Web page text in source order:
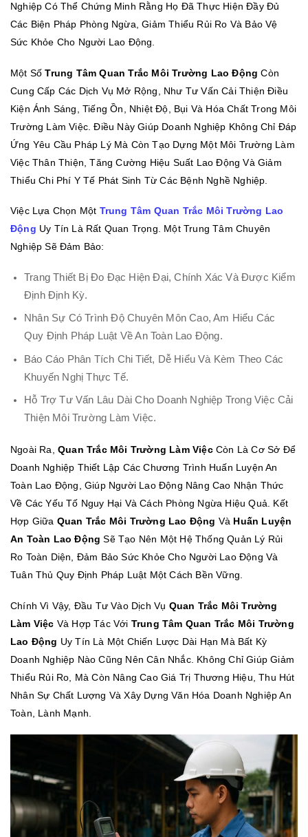
Nghiệp Có Thể Chứng Minh Rằng Họ Đã Thực Hiện Đầy Đủ
Các Biện Pháp Phòng Ngừa, Giảm Thiểu Rủi Ro Và Bảo Vệ
Sức Khỏe Cho Người Lao Động.
Một SốTrung Tâm Quan Trắc Môi Trường Lao Động Còn
Cung Cấp Các Dịch Vụ Mở Rộng, Như Tư Vấn Cải Thiện Điều
Kiện Ánh Sáng, Tiếng Ồn, Nhiệt Độ, Bụi Và Hóa Chất Trong Môi
Trường Làm Việc. Điều Này Giúp Doanh Nghiệp Không Chỉ Đáp
Ứng Yêu Cầu Pháp Lý Mà Còn Tạo Dựng Một Môi Trường Làm
Việc Thân Thiện, Tăng Cường Hiệu Suất Lao Động Và Giảm
Thiểu Chi Phí Y Tế Phát Sinh Từ Các Bệnh Nghề Nghiệp.
Việc Lựa Chọn Một Trung Tâm Quan Trắc Môi Trường Lao
Động Uy Tín Là Rất Quan Trọng. Một Trung Tâm Chuyên
Nghiệp Sẽ Đảm Bảo:
Trang Thiết Bị Đo Đạc Hiện Đại, Chính Xác Và Được Kiểm
Định Định Kỳ.
Nhân Sự Có Trình Độ Chuyên Môn Cao, Am Hiểu Các
Quy Định Pháp Luật Về An Toàn Lao Động.
Báo Cáo Phân Tích Chi Tiết, Dễ Hiểu Và Kèm Theo Các
Khuyến Nghị Thực Tế.
Hỗ Trợ Tư Vấn Lâu Dài Cho Doanh Nghiệp Trong Việc Cải
Thiện Môi Trường Làm Việc.
Ngoài Ra, Quan Trắc Môi Trường Làm ViệcCòn Là Cơ Sở Để
Doanh Nghiệp Thiết Lập Các Chương Trình Huấn Luyện An
Toàn Lao Động, Giúp Người Lao Động Nâng Cao Nhận Thức
Về Các Yếu Tố Nguy Hại Và Cách Phòng Ngừa Hiệu Quả. Kết
Hợp Giữa Quan Trắc Môi Trường Lao Động Và Huấn Luyện
An Toàn Lao Động Sẽ Tạo Nên Một Hệ Thống Quản Lý Rủi
Ro Toàn Diện, Đảm Bảo Sức Khỏe Cho Người Lao Động Và
Tuân Thủ Quy Định Pháp Luật Một Cách Bền Vững.
Chính Vì Vậy, Đầu Tư Vào Dịch Vụ Quan Trắc Môi Trường
Làm Việc Và Hợp Tác Với Trung Tâm Quan Trắc Môi Trường
Lao Động Uy Tín Là Một Chiến Lược Dài Hạn Mà Bất Kỳ
Doanh Nghiệp Nào Cũng Nên Cân Nhắc. Không Chỉ Giúp Giảm
Thiểu Rủi Ro, Mà Còn Nâng Cao Giá Trị Thương Hiệu, Thu Hút
Nhân Sự Chất Lượng Và Xây Dựng Văn Hóa Doanh Nghiệp An
Toàn, Lành Mạnh.